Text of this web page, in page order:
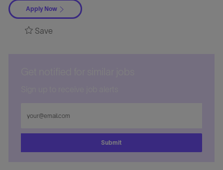
Apply Now
Save
Email
address
Submit